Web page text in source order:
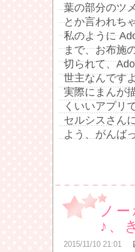
葉の部分のツ
とか言われち
私のように
まで、お布施
切られて、
世主なんです
実際にまんが
くいいアプリ
セルシスさん
よう、がんば
ノ
♪、
2015/11/10 21:01